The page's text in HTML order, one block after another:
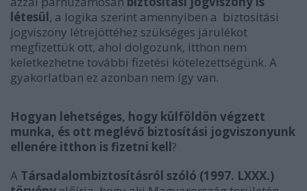
létesül, a logika szerint amennyiben a biztosítási
jogviszony létrejöttéhez szükséges járulékot
megfizettük ott, ahol dolgozunk, itthon nem
keletkezhetne további fizetési kötelezettségünk. A
gyakorlatban ez azonban nem így van.
Hogyan lehetséges, hogy külföldön végzett
munka, és ott meglévő biztosítási jogviszonyunk
ellenére itthon is fizetni kell?
A Társadalombiztosításról szóló (1997. LXXX.)